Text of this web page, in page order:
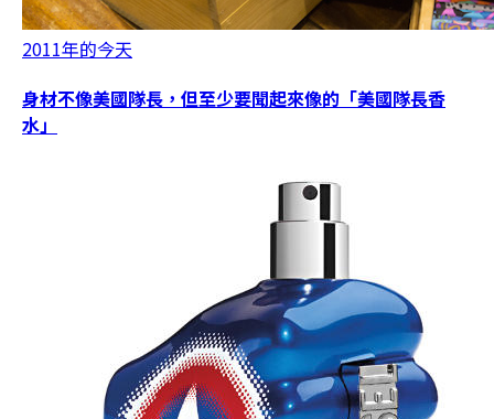
2011年的今天
身材不像美國隊長，但至少要聞起來像的「美國隊長香
水」